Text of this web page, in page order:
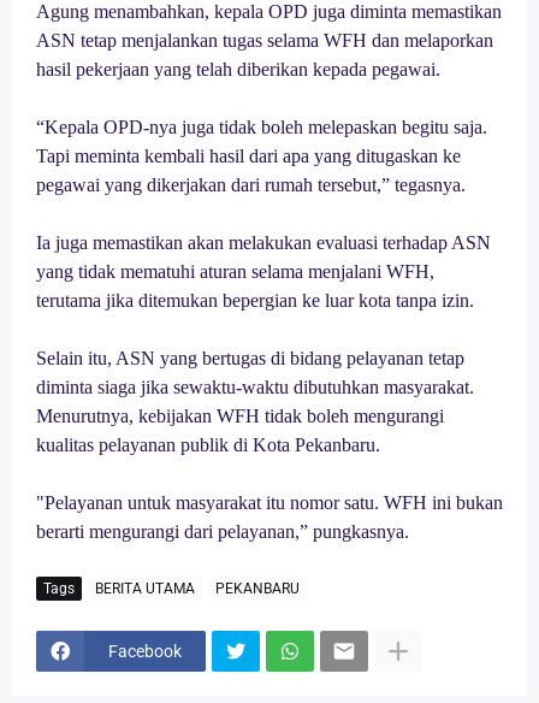
Agung menambahkan, kepala OPD juga diminta memastikan
ASN tetap menjalankan tugas selama WFH dan melaporkan
hasil pekerjaan yang telah diberikan kepada pegawai.
“Kepala OPD-nya juga tidak boleh melepaskan begitu saja.
Tapi meminta kembali hasil dari apa yang ditugaskan ke
pegawai yang dikerjakan dari rumah tersebut,” tegasnya.
Ia juga memastikan akan melakukan evaluasi terhadap ASN
yang tidak mematuhi aturan selama menjalani WFH,
terutama jika ditemukan bepergian ke luar kota tanpa izin.
Selain itu, ASN yang bertugas di bidang pelayanan tetap
diminta siaga jika sewaktu-waktu dibutuhkan masyarakat.
Menurutnya, kebijakan WFH tidak boleh mengurangi
kualitas pelayanan publik di Kota Pekanbaru.
"Pelayanan untuk masyarakat itu nomor satu. WFH ini bukan
berarti mengurangi dari pelayanan,” pungkasnya.
Tags BERITA UTAMA PEKANBARU
Facebook